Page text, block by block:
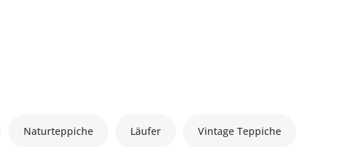
Naturteppiche Läufer Vintage Teppiche